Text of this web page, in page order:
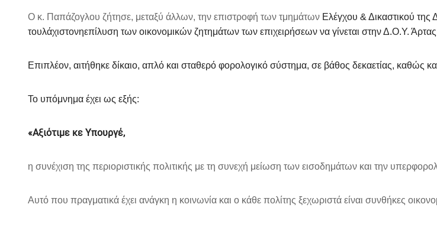
Ο κ. Παπάζογλου ζήτησε, μεταξύ άλλων, την επιστροφή των τμημάτων Ελέγχου & Δικαστικού
τουλάχιστονηεπίλυση των οικονομικών ζητημάτων των επιχειρήσεων να γίνεται στην Δ.Ο.Υ.
Επιπλέον, αιτήθηκε δίκαιο, απλό και σταθερό φορολογικό σύστημα, σε βάθος δεκαετίας,
Το υπόμνημα έχει ως εξής:
«Αξιότιμε κε Υπουργέ,
η συνέχιση της περιοριστικής πολιτικής με τη συνεχή μείωση των εισοδημάτων και την
Αυτό που πραγματικά έχει ανάγκη η κοινωνία και ο κάθε πολίτης ξεχωριστά είναι συνθήκες